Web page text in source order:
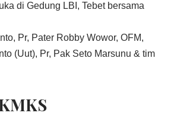
di Gedung LBI, Tebet bersama
Pr, Pater Robby Wowor, OFM,
(Uut), Pr, Pak Seto Marsunu & tim